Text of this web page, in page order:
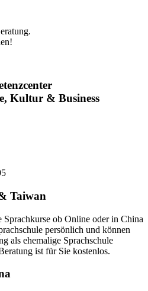
Kultur & Business
Taiwan
Sprachkurse ob Online oder in China
persönlich und können
als ehemalige Sprachschule
ist für Sie kostenlos.